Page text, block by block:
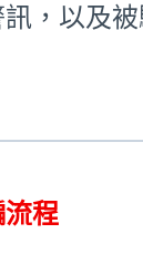
，以及
程